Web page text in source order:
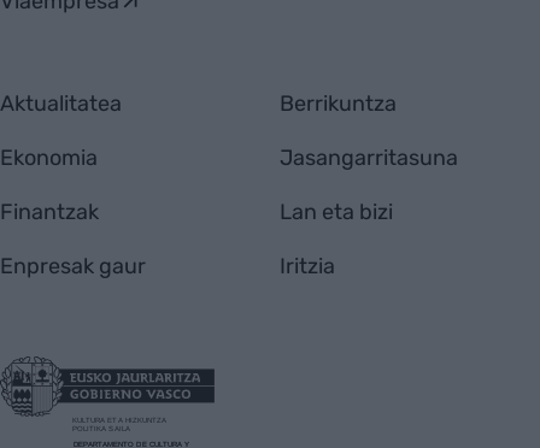
Aktualitatea
Ekonomia
Finantzak
Enpresak gaur
Berrikuntza
Jasangarritasuna
Lan eta bizi
Iritzia